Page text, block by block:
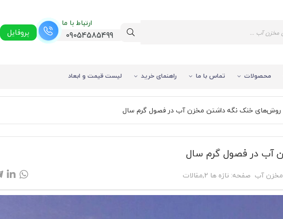
ارتباط با ما
09054585499 پروفایل
محصولات تماس با ما راهنمای خرید لیست قیمت و ابعاد
روش‌های خنک نگه داشتن مخزن آب در فصول گرم سال
آب در فصول گرم سال
مخزن آب صفحه: تازه ها 2 ,مقالات